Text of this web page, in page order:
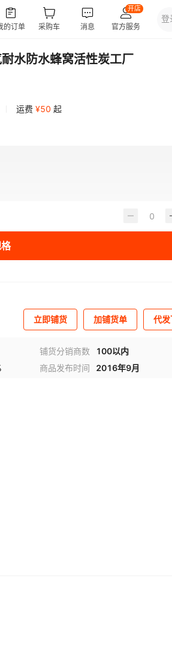
水防水蜂窝活性炭工厂
运费 ¥50 起
立即铺货 加铺货单 代
铺货分销商数
100以内
商品发布时间 2016年9月